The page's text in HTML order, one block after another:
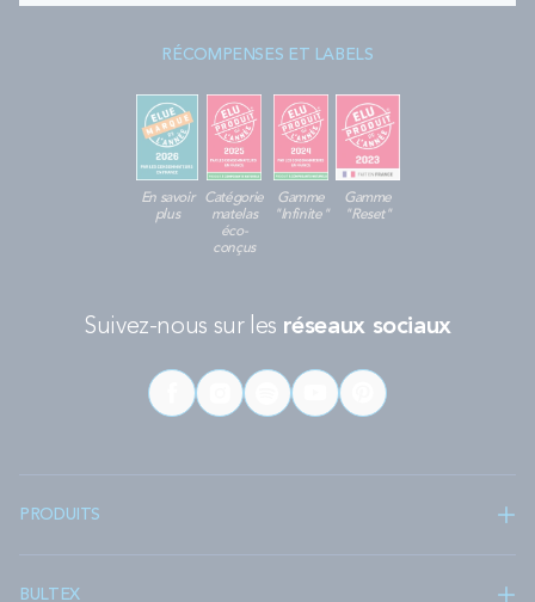
RÉCOMPENSES ET LABELS
En savoir
plus
Catégorie
matelas
éco-
conçus
Gamme
"Infinite"
Gamme
"Reset"
Suivez-nous sur les réseaux sociaux
PRODUITS
BULTEX